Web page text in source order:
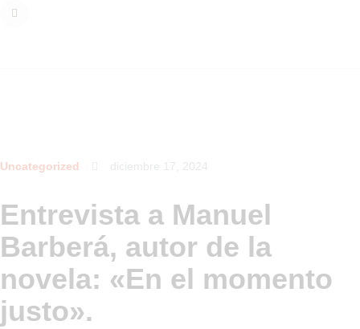
Uncategorized diciembre 17, 2024
Entrevista a Manuel
Barberá, autor de la
novela: «En el momento
justo».